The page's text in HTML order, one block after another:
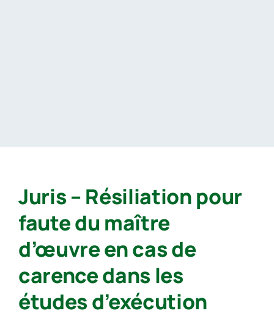
Juris – Résiliation pour
faute du maître
d’œuvre en cas de
carence dans les
études d’exécution